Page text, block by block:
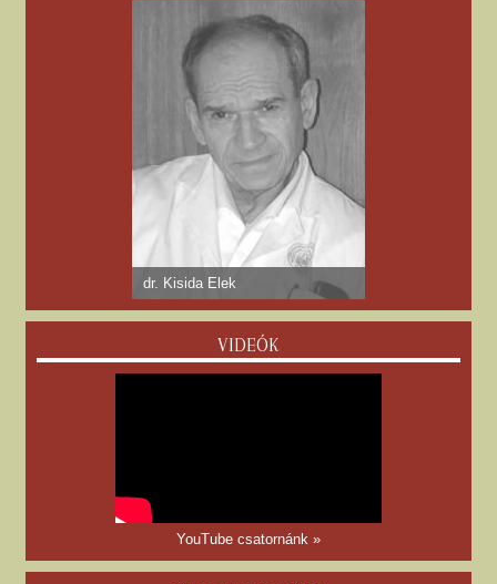
dr. Kisida Elek
VIDEÓK
YouTube csatornánk »